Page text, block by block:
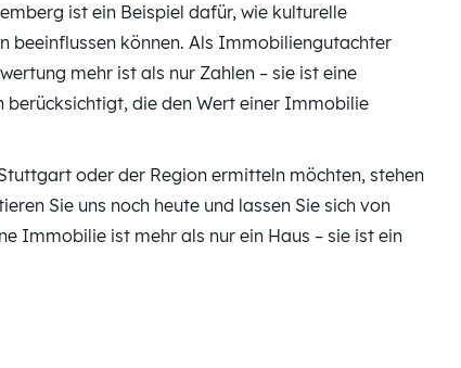
ist ein Beispiel dafür, wie kulturelle
beeinflussen können. Als Immobiliengutachter
mehr ist als nur Zahlen – sie ist eine
berücksichtigt, die den Wert einer Immobilie
oder der Region ermitteln möchten, stehen
Sie uns noch heute und lassen Sie sich von
Immobilie ist mehr als nur ein Haus – sie ist ein